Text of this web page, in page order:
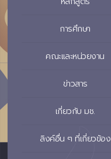
การศึกษา
คณะและหน่วยงาน
ข่าวสาร
เกี่ยวกับ มช.
ลิงค์อื่น ๆ ที่เกี่ยวข้อง